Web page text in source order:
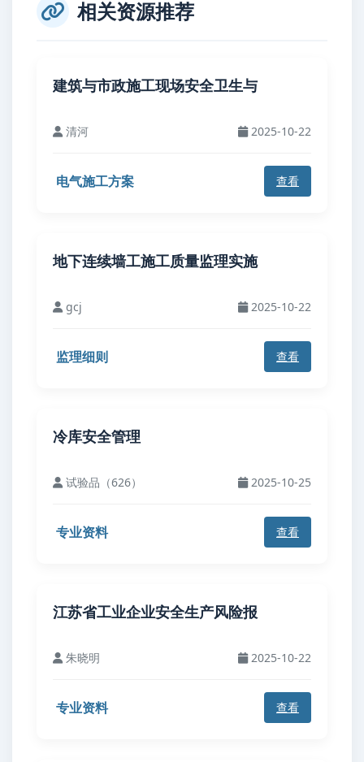
相关资源推荐
建筑与市政施工现场安全卫生与
清河 2025-10-22
电气施工方案 查看
地下连续墙工施工质量监理实施
gcj 2025-10-22
监理细则 查看
冷库安全管理
试验品（626） 2025-10-25
专业资料 查看
江苏省工业企业安全生产风险报
朱晓明 2025-10-22
专业资料 查看